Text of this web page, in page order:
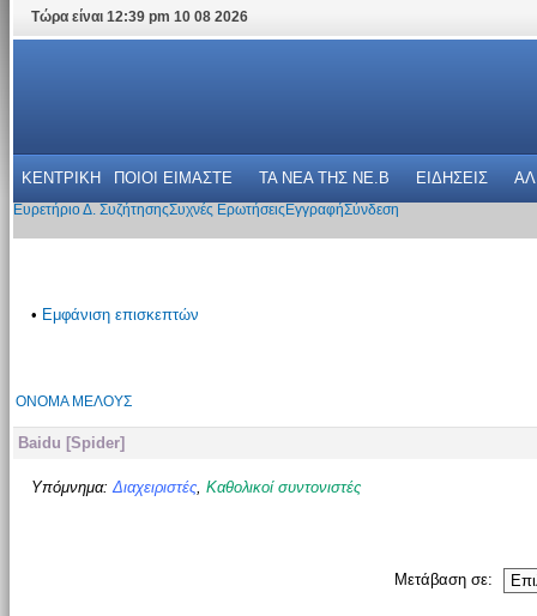
Τώρα είναι 12:39 pm 10 08 2026
ΚΕΝΤΡΙΚΗ ΠΟΙΟΙ ΕΙΜΑΣΤΕ ΤΑ ΝΕΑ THΣ NE.B ΕΙΔΗΣΕΙΣ
Ευρετήριο Δ. ΣυζήτησηςΣυχνές Ερωτήσεις ΕγγραφήΣύνδεση
• Εμφάνιση επισκεπτών
ΌΝΟΜΑ ΜΈΛΟΥΣ
Baidu [Spider]
Υπόμνημα:Διαχειριστές, Καθολικοί συντονιστές
Μετάβαση σε: